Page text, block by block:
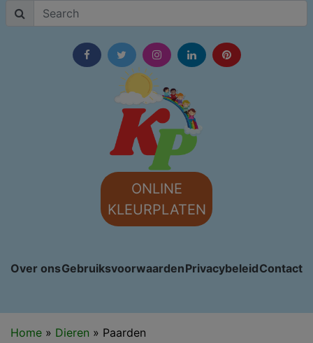
ONLINE
KLEURPLATEN
Over onsGebruiksvoorwaardenPrivacybeleidContact
Home » Dieren » Paarden